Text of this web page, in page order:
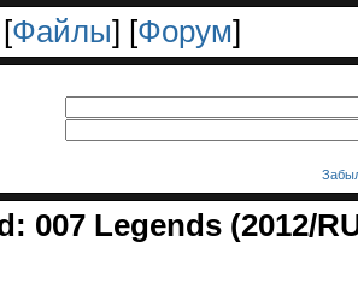
[Файлы] [Форум]
007 Legends (2012/